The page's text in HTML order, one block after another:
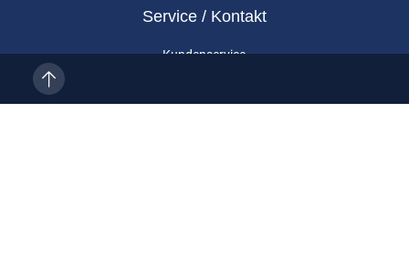
Service / Kontakt
Kundenservice
Kontakt